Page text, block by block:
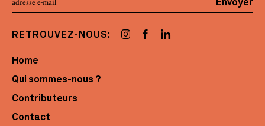
Envoyer
RETROUVEZ-NOUS:
Home
Qui sommes-nous ?
Contributeurs
Contact